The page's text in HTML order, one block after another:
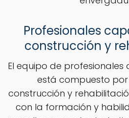
Profesionales
construcción y
El equipo de profesionales
está compuesto
construcción y
con la formación y